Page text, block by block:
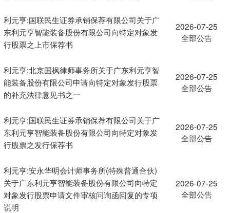
利元亨:国联民生证券承销保荐有限公司关于广
东利元亨智能装备股份有限公司向特定对象发
行股票之上市保荐书
2026-07-25
全部公告
利元亨:北京国枫律师事务所关于广东利元亨智
能装备股份有限公司申请向特定对象发行股票
的补充法律意见书之一
2026-07-25
全部公告
利元亨:国联民生证券承销保荐有限公司关于广
东利元亨智能装备股份有限公司向特定对象发
行股票之发行保荐书
2026-07-25
全部公告
利元亨:安永华明会计师事务所(特殊普通合伙)
关于广东利元亨智能装备股份有限公司向特定
对象发行股票申请文件审核问询函回复的专项
说明
2026-07-25
全部公告